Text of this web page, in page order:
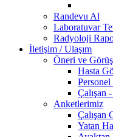
Randevu Al
Laboratuvar
Radyoloji
İletişim / Ulaşım
Öneri ve
Hasta
Çalışan
Anketlerimiz
Çalışan
Yatan